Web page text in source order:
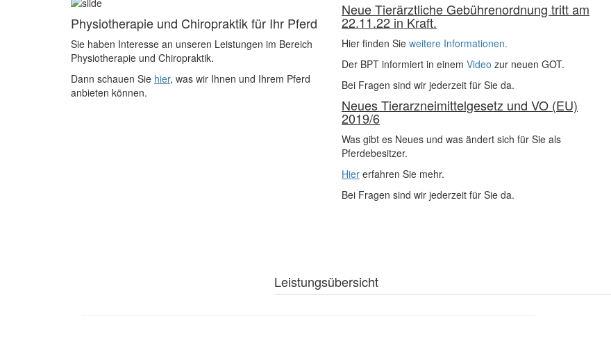
Physiotherapie und Chiropraktik für Ihr Pferd
Sie haben Interesse an unseren Leistungen im Bereich
Physiotherapie und Chiropraktik.
Dann schauen Sie hier, was wir Ihnen und Ihrem Pferd
anbieten können.
Neue Tierärztliche Gebührenordnung tritt am
22.11.22 in Kraft.
Hier finden Sie weitere Informationen.
Der BPT informiert in einem Video zur neuen GOT.
Bei Fragen sind wir jederzeit für Sie da.
Neues Tierarzneimittelgesetz und VO (EU)
2019/6
Was gibt es Neues und was ändert sich für Sie als
Pferdebesitzer.
Hier erfahren Sie mehr.
Bei Fragen sind wir jederzeit für Sie da.
Leistungsübersicht